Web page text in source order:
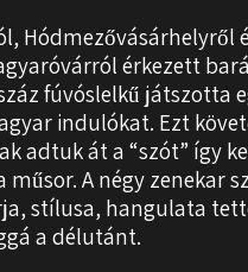
Hódmezővásárhelyről
érkezett
fúvóslelkű játszotta
indulókat. Ezt
adtuk át a “szót” így
műsor. A négy zenekar
stílusa, hangulata
a délutánt.